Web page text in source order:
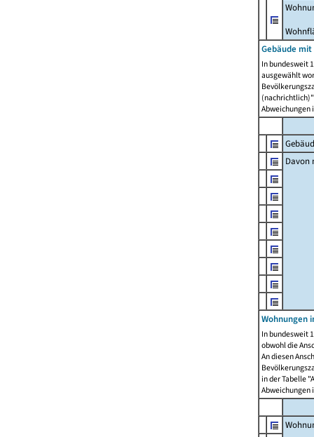
Gebäude
In bundesweit
ausgewählt
Abweichungen
Davon
Wohnungen
In bundesweit
obwohl die
An diesen
in der Tabelle
Abweichungen